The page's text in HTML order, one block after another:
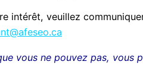
intérêt, veuillez
vous ne pouvez pas, vous